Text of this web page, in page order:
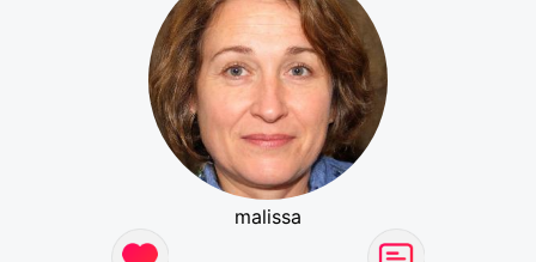
malissa